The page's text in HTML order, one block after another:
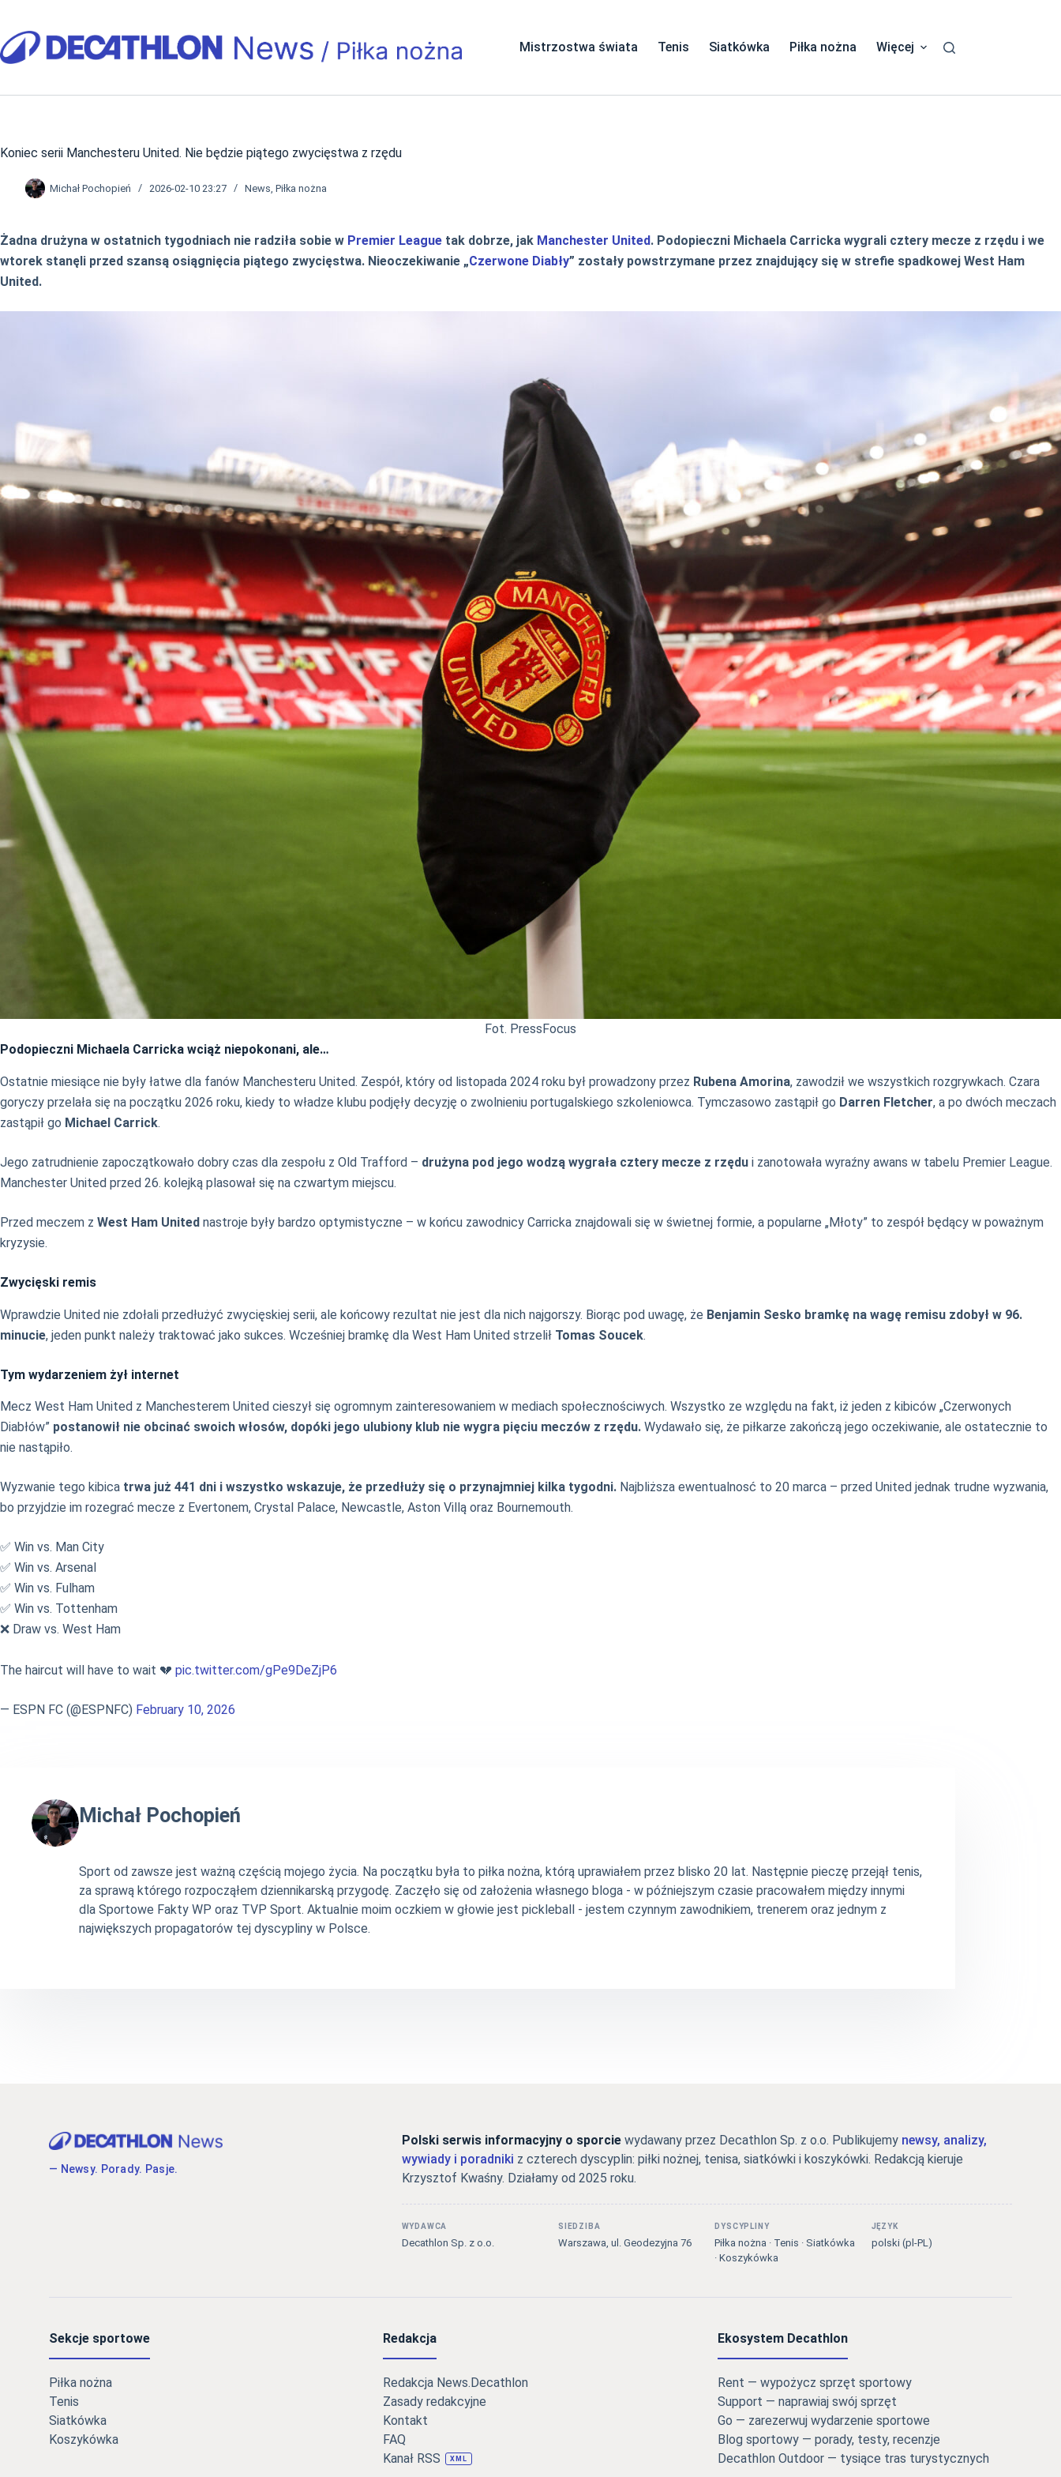
treści
Mistrzostwa świata Tenis Siatkówka Piłka nożna Więcej
Koniec serii Manchesteru United. Nie będzie piątego zwycięstwa z rzędu
Michał Pochopień 2026-02-10 23:27 News ,Piłka nożna
Żadna drużyna w ostatnich tygodniach nie radziła sobie w Premier League tak dobrze, jak Manchester United. Podopieczni Michaela Carricka wygrali cztery mecze z rzędu i we
wtorek stanęli przed szansą osiągnięcia piątego zwycięstwa. Nieoczekiwanie „Czerwone Diabły” zostały powstrzymane przez znajdujący się w strefie spadkowej West Ham
United.
Fot. PressFocus
Podopieczni Michaela Carricka wciąż niepokonani, ale…
Ostatnie miesiące nie były łatwe dla fanów Manchesteru United. Zespół, który od listopada 2024 roku był prowadzony przez Rubena Amorina, zawodził we wszystkich rozgrywkach. Czara
goryczy przelała się na początku 2026 roku, kiedy to władze klubu podjęły decyzję o zwolnieniu portugalskiego szkoleniowca. Tymczasowo zastąpił go Darren Fletcher, a po dwóch meczach
zastąpił go Michael Carrick.
Jego zatrudnienie zapoczątkowało dobry czas dla zespołu z Old Trafford – drużyna pod jego wodzą wygrała cztery mecze z rzędu i zanotowała wyraźny awans w tabelu Premier League.
Manchester United przed 26. kolejką plasował się na czwartym miejscu.
Przed meczem z West Ham United nastroje były bardzo optymistyczne – w końcu zawodnicy Carricka znajdowali się w świetnej formie, a popularne „Młoty” to zespół będący w poważnym
kryzysie.
Zwycięski remis
Wprawdzie United nie zdołali przedłużyć zwycięskiej serii, ale końcowy rezultat nie jest dla nich najgorszy. Biorąc pod uwagę, że Benjamin Sesko bramkę na wagę remisu zdobył w 96.
minucie, jeden punkt należy traktować jako sukces. Wcześniej bramkę dla West Ham United strzelił Tomas Soucek.
Tym wydarzeniem żył internet
Mecz West Ham United z Manchesterem United cieszył się ogromnym zainteresowaniem w mediach społecznościwych. Wszystko ze względu na fakt, iż jeden z kibiców „Czerwonych
Diabłów” postanowił nie obcinać swoich włosów, dopóki jego ulubiony klub nie wygra pięciu meczów z rzędu. Wydawało się, że piłkarze zakończą jego oczekiwanie, ale ostatecznie to
nie nastąpiło.
Wyzwanie tego kibica trwa już 441 dni i wszystko wskazuje, że przedłuży się o przynajmniej kilka tygodni. Najbliższa ewentualnosć to 20 marca – przed United jednak trudne wyzwania,
bo przyjdzie im rozegrać mecze z Evertonem, Crystal Palace, Newcastle, Aston Villą oraz Bournemouth.
✅ Win vs. Man City
✅ Win vs. Arsenal
✅ Win vs. Fulham
✅ Win vs. Tottenham
❌ Draw vs. West Ham
The haircut will have to wait 💔 pic.twitter.com/gPe9DeZjP6
— ESPN FC (@ESPNFC) February 10, 2026
Michał Pochopień
Sport od zawsze jest ważną częścią mojego życia. Na początku była to piłka nożna, którą uprawiałem przez blisko 20 lat. Następnie pieczę przejął tenis,
za sprawą którego rozpocząłem dziennikarską przygodę. Zaczęło się od założenia własnego bloga - w późniejszym czasie pracowałem między innymi
dla Sportowe Fakty WP oraz TVP Sport. Aktualnie moim oczkiem w głowie jest pickleball - jestem czynnym zawodnikiem, trenerem oraz jednym z
największych propagatorów tej dyscypliny w Polsce.
— Newsy. Porady. Pasje.
Polski serwis informacyjny o sporciewydawany przez Decathlon Sp. z o.o. Publikujemy newsy, analizy,
wywiady i poradniki z czterech dyscyplin: piłki nożnej, tenisa, siatkówki i koszykówki. Redakcją kieruje
Krzysztof Kwaśny. Działamy od 2025 roku.
WYDAWCA
Decathlon Sp. z o.o.
SIEDZIBA
Warszawa, ul. Geodezyjna 76
DYSCYPLINY
Piłka nożna · Tenis · Siatkówka
· Koszykówka
JĘZYK
polski (pl-PL)
Sekcje sportowe
Piłka nożna
Tenis
Siatkówka
Koszykówka
Redakcja
Redakcja News.Decathlon
Zasady redakcyjne
Kontakt
FAQ
Kanał RSS
XML
Ekosystem Decathlon
Rent — wypożycz sprzęt sportowy
Support — naprawiaj swój sprzęt
Go — zarezerwuj wydarzenie sportowe
Blog sportowy — porady, testy, recenzje
Decathlon Outdoor — tysiące tras turystycznych